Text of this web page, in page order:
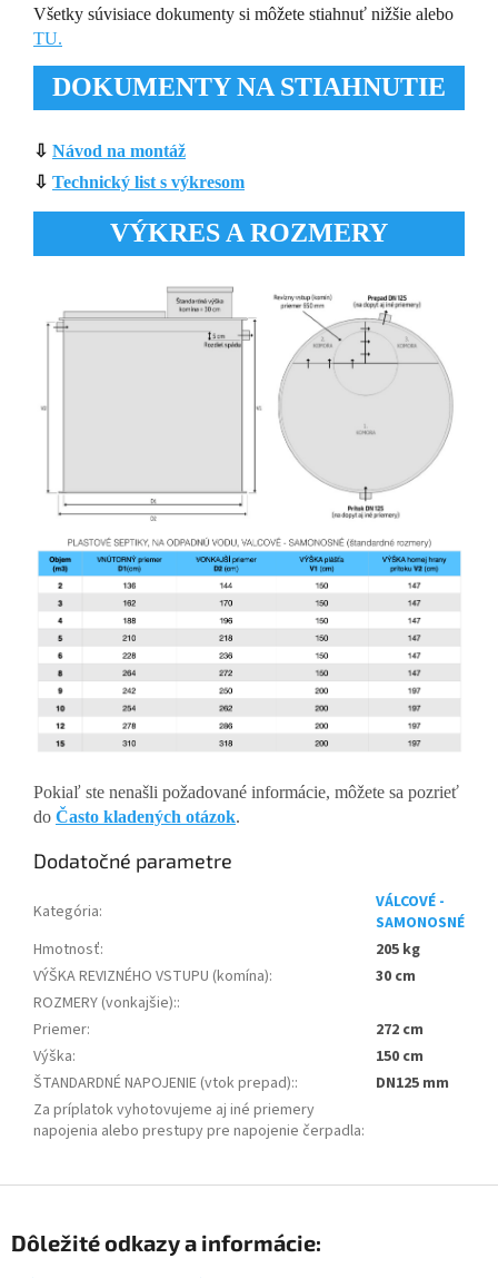
Všetky súvisiace dokumenty si môžete stiahnuť nižšie alebo
TU.
DOKUMENTY NA STIAHNUTIE
⇩ Návod na montáž
⇩ Technický list s výkresom
VÝKRES A ROZMERY
Pokiaľ ste nenašli požadované informácie, môžete sa pozrieť
do Často kladených otázok.
Dodatočné parametre
Kategória:
VÁLCOVÉ -
SAMONOSNÉ
Hmotnosť:
205 kg
VÝŠKA REVIZNÉHO VSTUPU (komína):
30 cm
ROZMERY (vonkajšie)::
Priemer:
272 cm
Výška:
150 cm
ŠTANDARDNÉ NAPOJENIE (vtok prepad)::
DN125 mm
Za príplatok vyhotovujeme aj iné priemery
napojenia alebo prestupy pre napojenie čerpadla:
Dôležité odkazy a informácie: